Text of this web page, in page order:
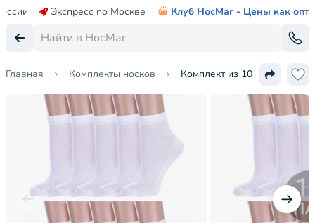
Экспресс по Москве Клуб НосМаг - Цены как опт
Главная Комплекты носков Комплект из 10 пар